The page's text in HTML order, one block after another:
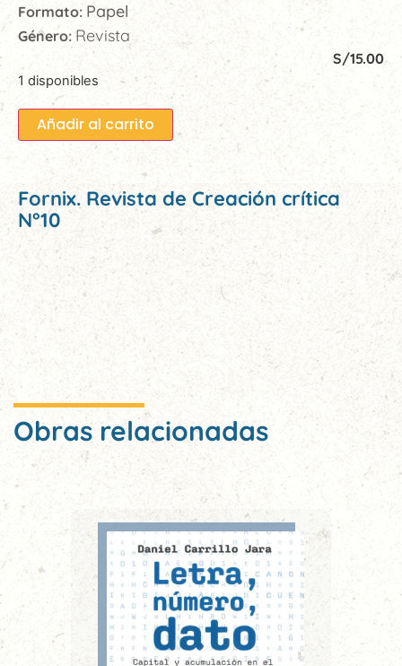
Formato: Papel
Género:Revista
S/15.00
1 disponibles
Añadir al carrito
Fornix. Revista de Creación crítica
N°10
Obras relacionadas